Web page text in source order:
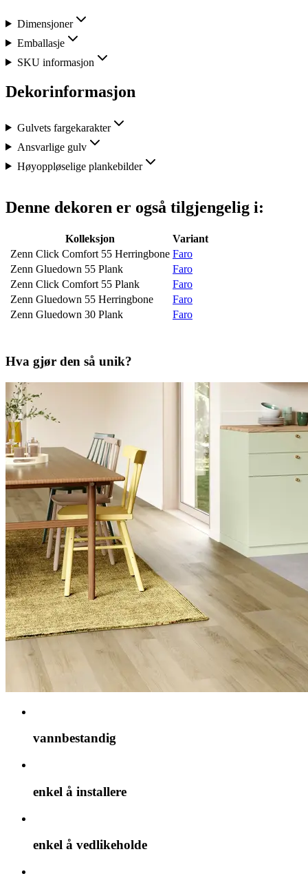
Dimensjoner
Emballasje
SKU informasjon
Dekorinformasjon
Gulvets fargekarakter
Ansvarlige gulv
Høyoppløselige plankebilder
Denne dekoren er også tilgjengelig i:
Kolleksjon
Variant
Zenn Click Comfort 55 Herringbone Faro
Zenn Gluedown 55 Plank
Faro
Zenn Click Comfort 55 Plank
Faro
Zenn Gluedown 55 Herringbone
Faro
Zenn Gluedown 30 Plank
Faro
Hva gjør den så unik?
vannbestandig
enkel å installere
enkel å vedlikeholde